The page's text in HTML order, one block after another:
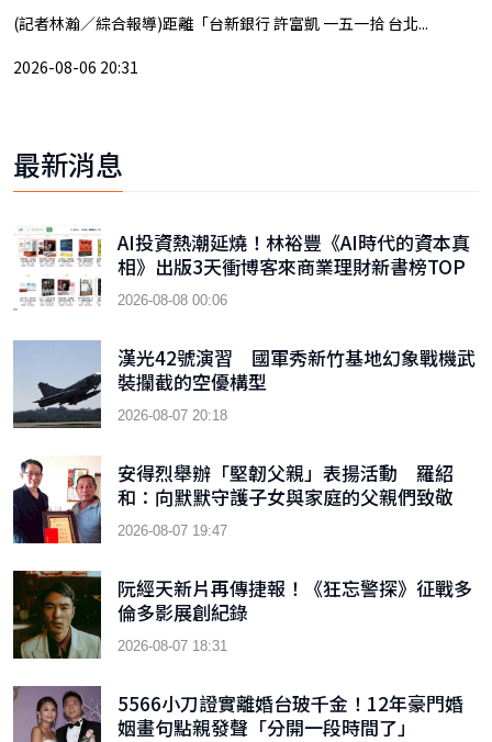
(記者林瀚／綜合報導)距離「台新銀行 許富凱 一五一拾 台北...
2026-08-06 20:31
最新消息
AI投資熱潮延燒！林裕豐《AI時代的資本真
相》出版3天衝博客來商業理財新書榜TOP
9
2026-08-08 00:06
漢光42號演習 國軍秀新竹基地幻象戰機武
裝攔截的空優構型
2026-08-07 20:18
安得烈舉辦「堅韌父親」表揚活動 羅紹
和：向默默守護子女與家庭的父親們致敬
2026-08-07 19:47
阮經天新片再傳捷報！《狂忘警探》征戰多
倫多影展創紀錄
2026-08-07 18:31
5566小刀證實離婚台玻千金！12年豪門婚
姻畫句點親發聲「分開一段時間了」